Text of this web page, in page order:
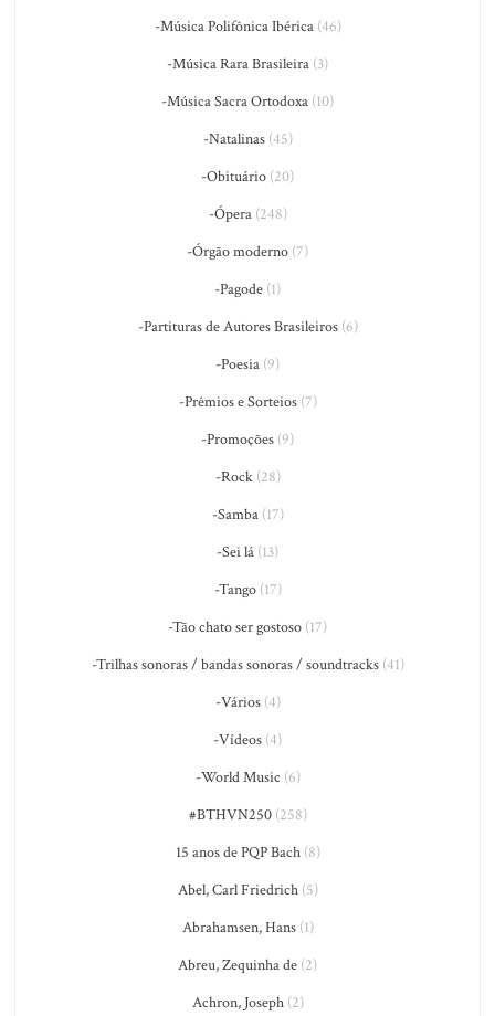
-Música Polifônica Ibérica(46)
-Música Rara Brasileira (3)
-Música Sacra Ortodoxa (10)
-Natalinas(45)
-Obituário (20)
-Ópera(248)
-Órgão moderno (7)
-Pagode (1)
-Partituras de Autores Brasileiros(6)
-Poesia (9)
-Prêmios e Sorteios(7)
-Promoções (9)
-Rock(28)
-Samba(17)
-Sei lá (13)
-Tango(17)
-Tão chato ser gostoso (17)
-Trilhas sonoras / bandas sonoras / soundtracks(41)
-Vários(4)
-Vídeos (4)
-World Music (6)
#BTHVN250(258)
15 anos de PQP Bach(8)
Abel, Carl Friedrich(5)
Abrahamsen, Hans(1)
Abreu, Zequinha de (2)
Achron, Joseph(2)